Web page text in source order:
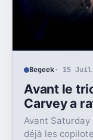
Begeek· 15 Juil
Avant le
Carvey a
Avant
déjà les